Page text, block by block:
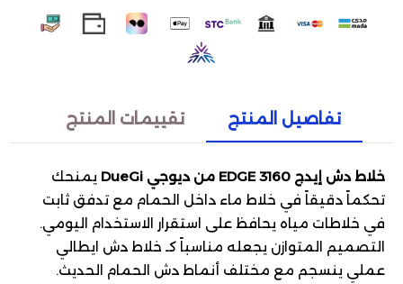
تفاصيل المنتج تقييمات المنتج
خلاط دش إيدج EDGE 3160 من ديوجي DueGi
يمنحك
تحكماً دقيقاً في خلاط ماء داخل الحمام مع تدفق ثابت
في خلاطات مياه يحافظ على استقرار الاستخدام اليومي.
التصميم المتوازن يجعله مناسباً كـ خلاط دش ايطالي
عملي ينسجم مع مختلف أنماط دش الحمام الحديث.